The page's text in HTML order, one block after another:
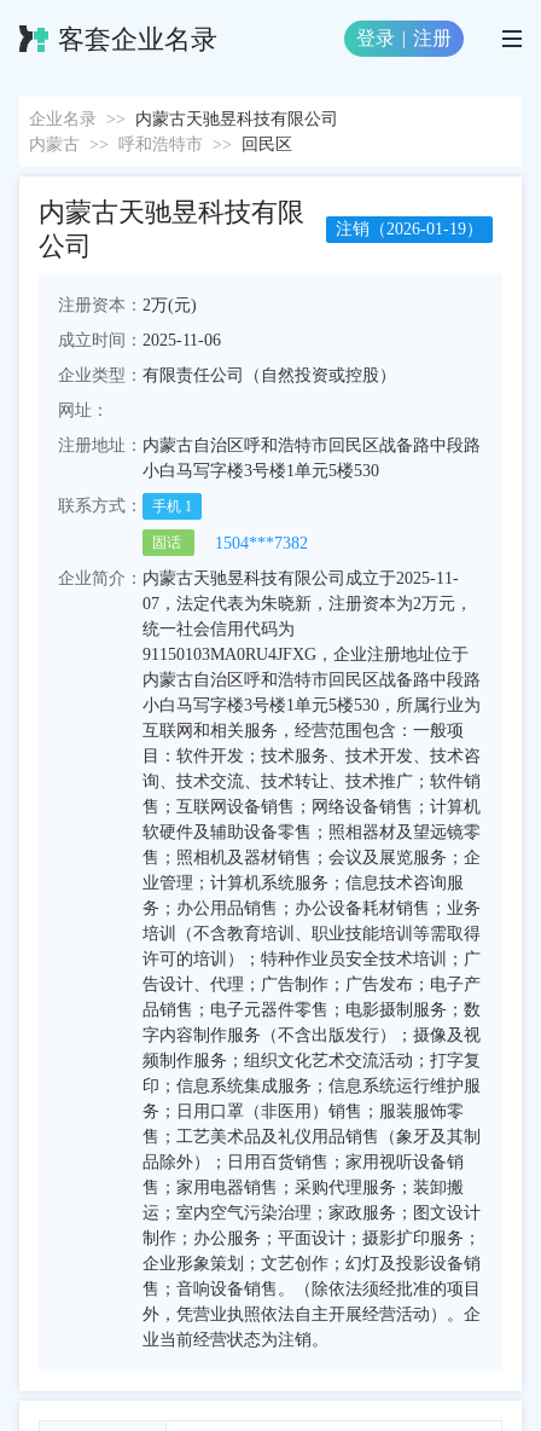
客套企业名录 登录 | 注册
企业名录 >>
内蒙古天驰昱科技有限公司
内蒙古 >> 呼和浩特市 >> 回民区
内蒙古天驰昱科技有限
公司
注销（2026-01-19）
注册资本： 2万(元)
成立时间： 2025-11-06
企业类型： 有限责任公司（自然投资或控股）
网址：
注册地址： 内蒙古自治区呼和浩特市回民区战备路中段路
小白马写字楼3号楼1单元5楼530
联系方式：
手机 1
固话
1504***7382
企业简介： 内蒙古天驰昱科技有限公司成立于2025-11-
07，法定代表为朱晓新，注册资本为2万元，
统一社会信用代码为
91150103MA0RU4JFXG，企业注册地址位于
内蒙古自治区呼和浩特市回民区战备路中段路
小白马写字楼3号楼1单元5楼530，所属行业为
互联网和相关服务，经营范围包含：一般项
目：软件开发；技术服务、技术开发、技术咨
询、技术交流、技术转让、技术推广；软件销
售；互联网设备销售；网络设备销售；计算机
软硬件及辅助设备零售；照相器材及望远镜零
售；照相机及器材销售；会议及展览服务；企
业管理；计算机系统服务；信息技术咨询服
务；办公用品销售；办公设备耗材销售；业务
培训（不含教育培训、职业技能培训等需取得
许可的培训）；特种作业员安全技术培训；广
告设计、代理；广告制作；广告发布；电子产
品销售；电子元器件零售；电影摄制服务；数
字内容制作服务（不含出版发行）；摄像及视
频制作服务；组织文化艺术交流活动；打字复
印；信息系统集成服务；信息系统运行维护服
务；日用口罩（非医用）销售；服装服饰零
售；工艺美术品及礼仪用品销售（象牙及其制
品除外）；日用百货销售；家用视听设备销
售；家用电器销售；采购代理服务；装卸搬
运；室内空气污染治理；家政服务；图文设计
制作；办公服务；平面设计；摄影扩印服务；
企业形象策划；文艺创作；幻灯及投影设备销
售；音响设备销售。（除依法须经批准的项目
外，凭营业执照依法自主开展经营活动）。企
业当前经营状态为注销。